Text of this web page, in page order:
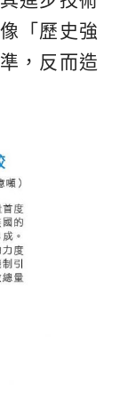
「歷史強
，反而造